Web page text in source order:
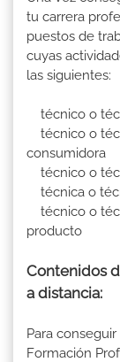
tu carrera
puestos de
cuyas
las siguientes:
técnico o
técnico o
consumidora
técnico o
técnica o
técnico o
producto
Contenidos
a distancia:
Para
Formación